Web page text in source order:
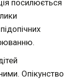
посилюється
Опікунство